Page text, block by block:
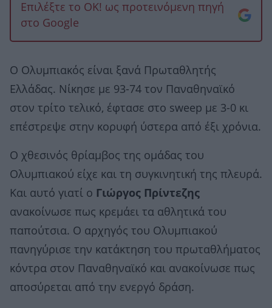
Επιλέξτε το OK! ως προτεινόμενη πηγή
στο Google
Ο Ολυμπιακός είναι ξανά Πρωταθλητής
Ελλάδας. Νίκησε με 93-74 τον Παναθηναϊκό
στον τρίτο τελικό, έφτασε στο sweep με 3-0 κι
επέστρεψε στην κορυφή ύστερα από έξι χρόνια.
Ο χθεσινός θρίαμβος της ομάδας του
Ολυμπιακού είχε και τη συγκινητική της πλευρά.
Και αυτό γιατί ο Γιώργος Πρίντεζης
ανακοίνωσε πως κρεμάει τα αθλητικά του
παπούτσια. Ο αρχηγός του Ολυμπιακού
πανηγύρισε την κατάκτηση του πρωταθλήματος
κόντρα στον Παναθηναϊκό και ανακοίνωσε πως
αποσύρεται από την ενεργό δράση.